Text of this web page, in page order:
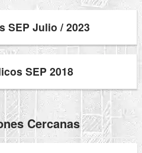
SEP Julio / 2023
SEP 2018
Cercanas